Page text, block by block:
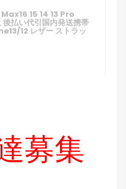
15 14 13 Pro
払い代引国内発送携帯
12 レザー ストラッ
募集